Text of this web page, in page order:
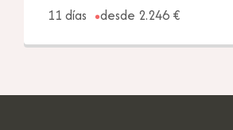
11 días
desde 2.246 €